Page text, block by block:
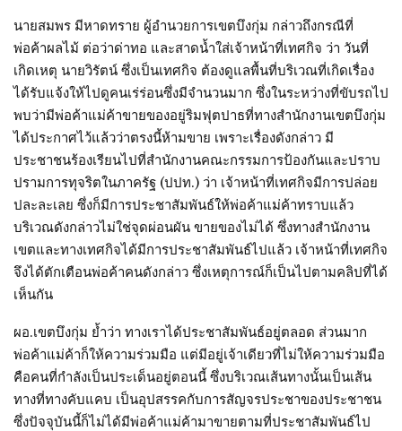
นายสมพร มีหาดทราย ผู้อำนวยการเขตบึงกุ่ม กล่าวถึงกรณีที่
พ่อค้าผลไม้ ต่อว่าด่าทอ และสาดน้ำใส่เจ้าหน้าที่เทศกิจ ว่า วันที่
เกิดเหตุ นายวิรัตน์ ซึ่งเป็นเทศกิจ ต้องดูแลพื้นที่บริเวณที่เกิดเรื่อง
ได้รับแจ้งให้ไปดูคนเร่ร่อนซึ่งมีจำนวนมาก ซึ่งในระหว่างที่ขับรถไป
พบว่ามีพ่อค้าแม่ค้าขายของอยู่ริมฟุตปาธที่ทางสำนักงานเขตบึงกุ่ม
ได้ประกาศไว้แล้วว่าตรงนี้ห้ามขาย เพราะเรื่องดังกล่าว มี
ประชาชนร้องเรียนไปที่สำนักงานคณะกรรมการป้องกันและปราบ
ปรามการทุจริตในภาครัฐ (ปปท.) ว่า เจ้าหน้าที่เทศกิจมีการปล่อย
ปละละเลย ซึ่งก็มีการประชาสัมพันธ์ให้พ่อค้าแม่ค้าทราบแล้ว
บริเวณดังกล่าวไม่ใช่จุดผ่อนผัน ขายของไม่ได้ ซึ่งทางสำนักงาน
เขตและทางเทศกิจได้มีการประชาสัมพันธ์ไปแล้ว เจ้าหน้าที่เทศกิจ
จึงได้ตักเตือนพ่อค้าคนดังกล่าว ซึ่งเหตุการณ์ก็เป็นไปตามคลิปที่ได้
เห็นกัน
ผอ.เขตบึงกุ่ม ย้ำว่า ทางเราได้ประชาสัมพันธ์อยู่ตลอด ส่วนมาก
พ่อค้าแม่ค้าก็ให้ความร่วมมือ แต่มีอยู่เจ้าเดียวที่ไม่ให้ความร่วมมือ
คือคนที่กำลังเป็นประเด็นอยู่ตอนนี้ ซึ่งบริเวณเส้นทางนั้นเป็นเส้น
ทางที่ทางคับแคบ เป็นอุปสรรคกับการสัญจรประชาของประชาชน
ซึ่งปัจจุบันนี้ก็ไม่ได้มีพ่อค้าแม่ค้ามาขายตามที่ประชาสัมพันธ์ไป